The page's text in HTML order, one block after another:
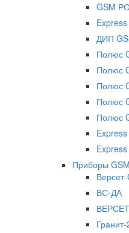
GSM
ДИП
Полюс
Полюс
Полюс
Полюс
Полюс
Приборы
ВС-ДА